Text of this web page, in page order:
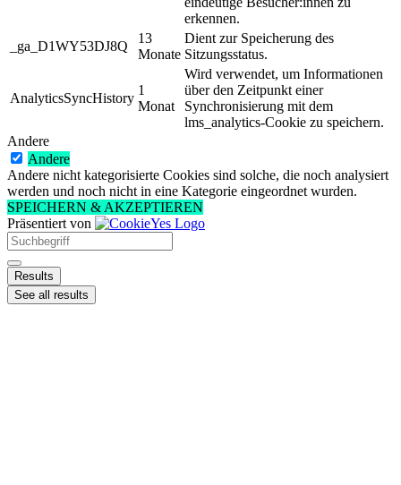
erkennen.
_ga_D1WY53DJ8Q
13
Monate
Dient zur Speicherung des
Sitzungsstatus.
AnalyticsSyncHistory
1
Monat
Wird verwendet, um Informationen
über den Zeitpunkt einer
Synchronisierung mit dem
lms_analytics-Cookie zu speichern.
Andere
Andere
Andere nicht kategorisierte Cookies sind solche, die noch analysiert
werden und noch nicht in eine Kategorie eingeordnet wurden.
SPEICHERN & AKZEPTIEREN
Präsentiert von
Search
...
Results
See all results